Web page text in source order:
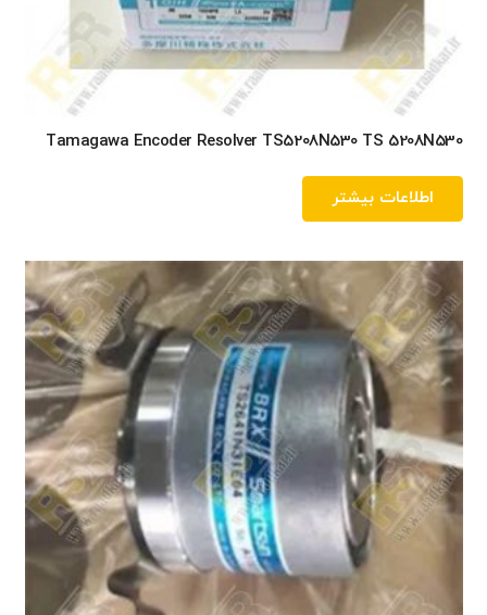
Tamagawa Encoder Resolver TS5208N530 TS 5208N530
اطلاعات بیشتر